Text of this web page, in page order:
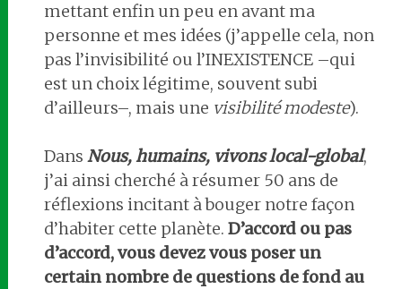
mettant enfin un peu en avant ma
personne et mes idées (j’appelle cela, non
pas l’invisibilité ou l’INEXISTENCE –qui
est un choix légitime, souvent subi
d’ailleurs–, mais une visibilité modeste).
Dans Nous, humains, vivons local-global,
j’ai ainsi cherché à résumer 50 ans de
réflexions incitant à bouger notre façon
d’habiter cette planète. D’accord ou pas
d’accord, vous devez vous poser un
certain nombre de questions de fond au